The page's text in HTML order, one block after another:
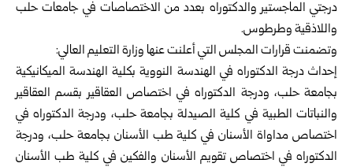
درجتي ‏الماجستير والدكتوراه بعدد من الاختصاصات في جامعات حلب
واللاذقية ‏وطرطوس‎.‎
وتضمنت قرارات المجلس التي أعلنت عنها وزارة التعليم العالي:‎
إحداث درجة الدكتوراه في الهندسة النووية بكلية الهندسة الميكانيكية
بجامعة حلب، ودرجة الدكتوراه في اختصاص العقاقير بقسم العقاقير
والنباتات الطبية في كلية ‏الصيدلة بجامعة حلب، ودرجة الدكتوراه في
اختصاص مداواة الأسنان في كلية طب ‏الأسنان بجامعة حلب، ودرجة
الدكتوراه في اختصاص تقويم الأسنان والفكين في ‏كلية طب الأسنان